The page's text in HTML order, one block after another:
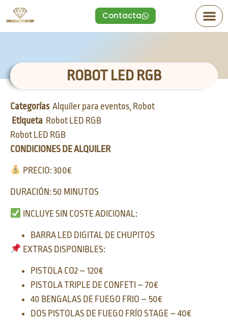
Contacta
ROBOT LED RGB
Categorías Alquiler para eventos Robot
Etiqueta Robot LED RGB
Robot LED RGB
CONDICIONES DE ALQUILER
PRECIO: 300€
DURACIÓN: 50 MINUTOS
INCLUYE SIN COSTE ADICIONAL:
BARRA LED DIGITAL DE CHUPITOS
EXTRAS DISPONIBLES:
PISTOLA CO2 – 120€
PISTOLA TRIPLE DE CONFETI – 70€
40 BENGALAS DE FUEGO FRIO – 50€
DOS PISTOLAS DE FUEGO FRÍO STAGE – 40€